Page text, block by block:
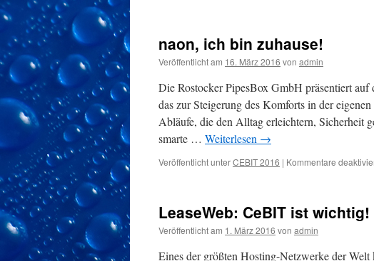
naon, ich bin zuhause!
Veröffentlicht am 16. März 2016 von admin
Die Rostocker PipesBox GmbH präsentiert
das zur Steigerung des Komforts in der
Abläufe, die den Alltag erleichtern, Sicherheit
smarte … Weiterlesen →
Veröffentlicht unterCEBIT 2016 | Kommentare
LeaseWeb: CeBIT ist wichtig!
Veröffentlicht am 1. März 2016 von admin
Eines der größten Hosting-Netzwerke der